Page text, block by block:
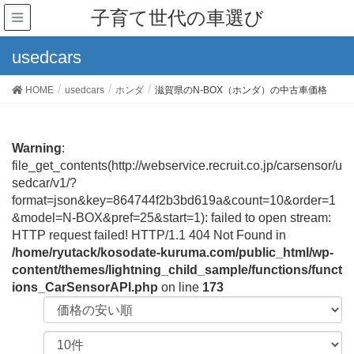
子育て世代の車選び
usedcars
HOME usedcars ホンダ 滋賀県のN-BOX（ホンダ）の中古車価格
Warning:
file_get_contents(http://webservice.recruit.co.jp/carsensor/u
sedcar/v1/?
format=json&key=864744f2b3bd619a&count=10&order=1
&model=N-BOX&pref=25&start=1): failed to open stream:
HTTP request failed! HTTP/1.1 404 Not Found in
/home/ryutack/kosodate-kuruma.com/public_html/wp-
content/themes/lightning_child_sample/functions/funct
ions_CarSensorAPI.php on line 173